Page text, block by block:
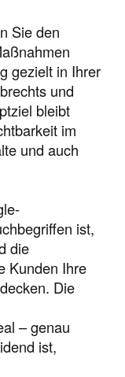
Sie den
gezielt in Ihrer
und
bleibt
im
und auch
ist,
die
Kunden Ihre
Die
– genau
ist,